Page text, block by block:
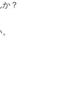
？